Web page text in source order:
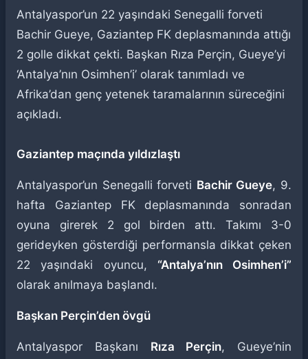
Antalyaspor’un 22 yaşındaki Senegalli forveti
Bachir Gueye, Gaziantep FK deplasmanında attığı
2 golle dikkat çekti. Başkan Rıza Perçin, Gueye’yi
‘Antalya’nın Osimhen’i’ olarak tanımladı ve
Afrika’dan genç yetenek taramalarının süreceğini
açıkladı.
Gaziantep maçında yıldızlaştı
Antalyaspor’un Senegalli forveti Bachir Gueye, 9.
hafta Gaziantep FK deplasmanında sonradan
oyuna girerek 2 gol birden attı. Takımı 3-0
gerideyken gösterdiği performansla dikkat çeken
22 yaşındaki oyuncu, “Antalya’nın Osimhen’i”
olarak anılmaya başlandı.
Başkan Perçin’den övgü
Antalyaspor Başkanı Rıza Perçin, Gueye’nin